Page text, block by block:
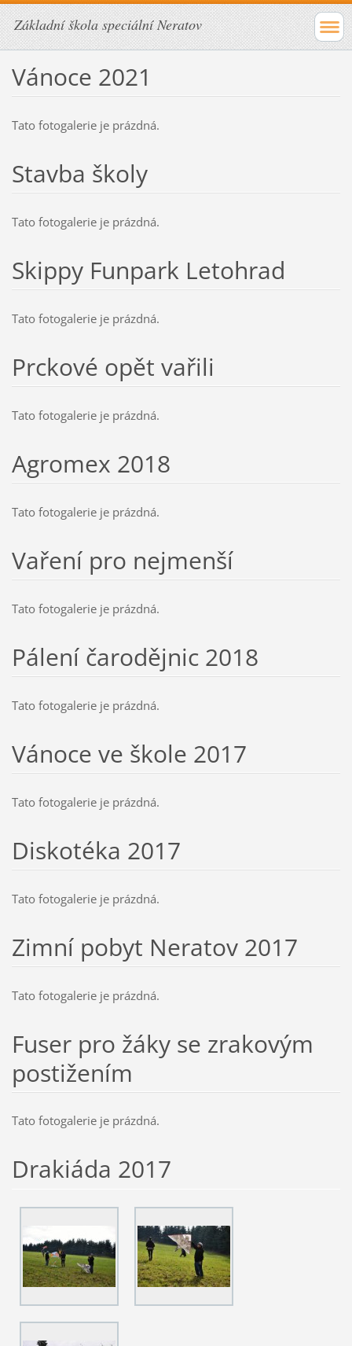
Základní škola speciální Neratov
Vánoce 2021
Tato fotogalerie je prázdná.
Stavba školy
Tato fotogalerie je prázdná.
Skippy Funpark Letohrad
Tato fotogalerie je prázdná.
Prckové opět vařili
Tato fotogalerie je prázdná.
Agromex 2018
Tato fotogalerie je prázdná.
Vaření pro nejmenší
Tato fotogalerie je prázdná.
Pálení čarodějnic 2018
Tato fotogalerie je prázdná.
Vánoce ve škole 2017
Tato fotogalerie je prázdná.
Diskotéka 2017
Tato fotogalerie je prázdná.
Zimní pobyt Neratov 2017
Tato fotogalerie je prázdná.
Fuser pro žáky se zrakovým
postižením
Tato fotogalerie je prázdná.
Drakiáda 2017